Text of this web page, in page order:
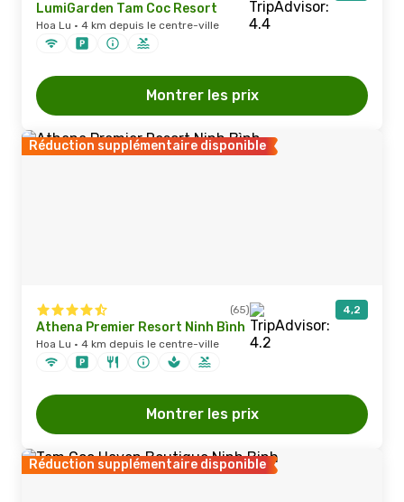
LumiGarden Tam Coc Resort
Hoa Lu · 4 km depuis le centre-ville
Montrer les prix
Réduction supplémentaire disponible
(65) 4,2
Athena Premier Resort Ninh Bình
Hoa Lu · 4 km depuis le centre-ville
Montrer les prix
Réduction supplémentaire disponible